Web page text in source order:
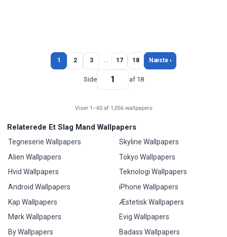
1 2 3 … 17 18 Næste ›
Side af 18
Viser 1–60 af 1,056 wallpapers
Relaterede Et Slag Mand Wallpapers
Tegneserie Wallpapers
Alien Wallpapers
Hvid Wallpapers
Android Wallpapers
Kap Wallpapers
Mørk Wallpapers
By Wallpapers
Skyline Wallpapers
Tokyo Wallpapers
Teknologi Wallpapers
iPhone Wallpapers
Æstetisk Wallpapers
Evig Wallpapers
Badass Wallpapers